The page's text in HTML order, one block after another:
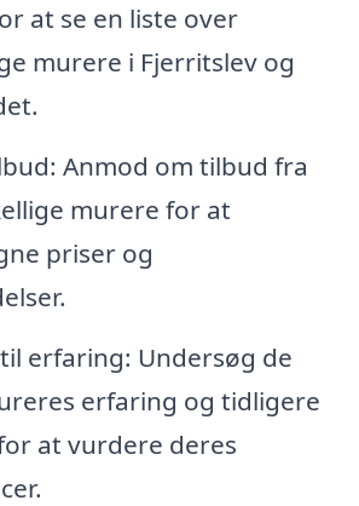
at se en liste over
murere i Fjerritslev og
Anmod om tilbud fra
murere for at
priser og
erfaring: Undersøg de
erfaring og tidligere
at vurdere deres